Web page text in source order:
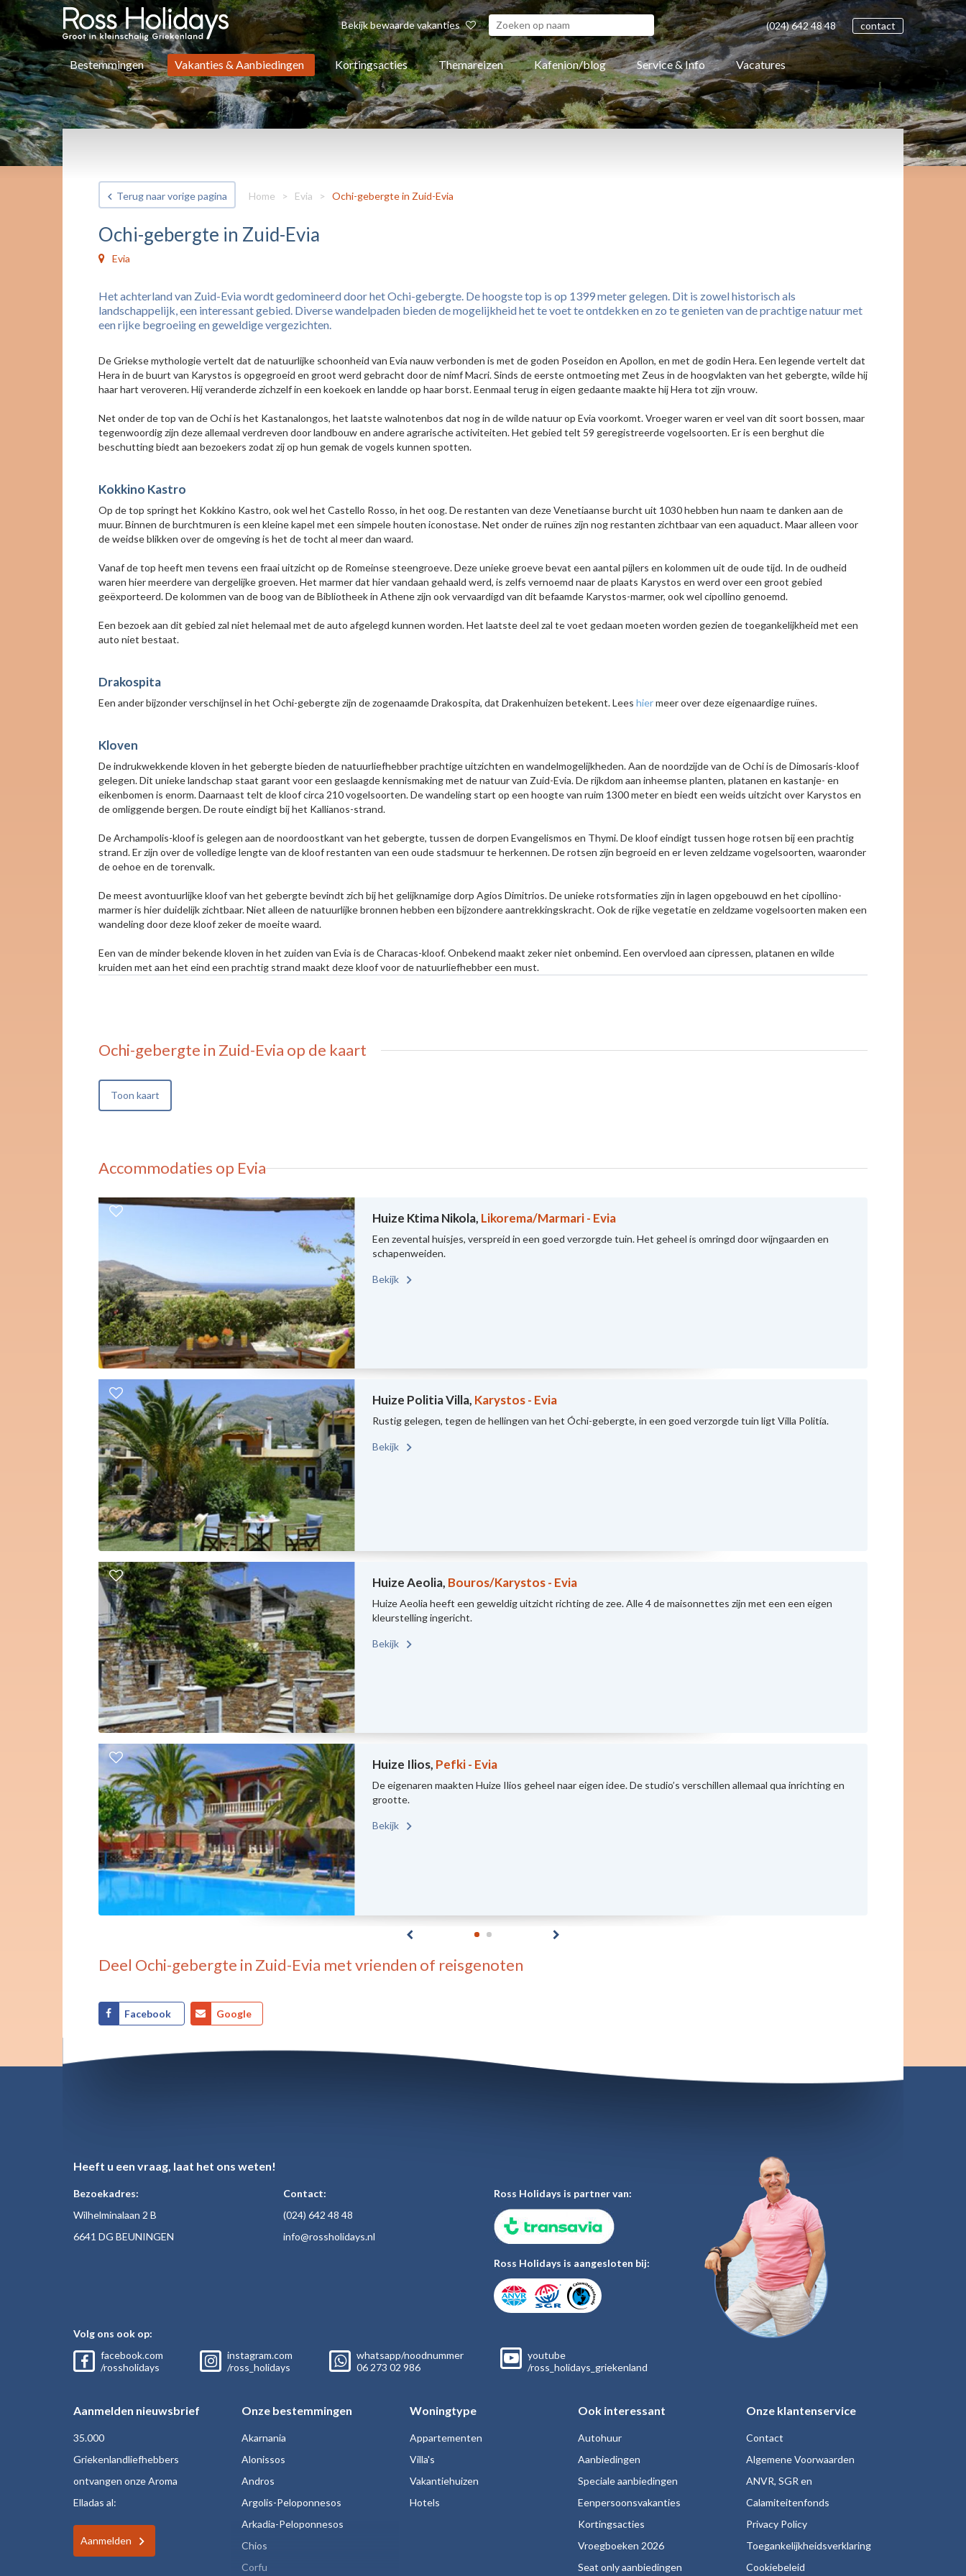
Bekijk bewaarde vakanties (024)642 4848 contact
Bestemmingen Vakanties & Aanbiedingen Kortingsacties Themareizen Kafenion/blog Service & Info Vacatures
Terug naar vorige pagina Home > Evia > Ochi-gebergte in Zuid-Evia
Ochi-gebergte in Zuid-Evia
Evia
Het achterland van Zuid-Evia wordt gedomineerd door het Ochi-gebergte. De hoogste top is op 1399 meter gelegen. Dit is zowel historisch als
landschappelijk, een interessant gebied. Diverse wandelpaden bieden de mogelijkheid het te voet te ontdekken en zo te genieten van de prachtige natuur met
een rijke begroeiing en geweldige vergezichten.
De Griekse mythologie vertelt dat de natuurlijke schoonheid van Evia nauw verbonden is met de goden Poseidon en Apollon, en met de godin Hera. Een legende vertelt dat
Hera in de buurt van Karystos is opgegroeid en groot werd gebracht door de nimf Macri. Sinds de eerste ontmoeting met Zeus in de hoogvlakten van het gebergte, wilde hij
haar hart veroveren. Hij veranderde zichzelf in een koekoek en landde op haar borst. Eenmaal terug in eigen gedaante maakte hij Hera tot zijn vrouw.
Net onder de top van de Ochi is het Kastanalongos, het laatste walnotenbos dat nog in de wilde natuur op Evia voorkomt. Vroeger waren er veel van dit soort bossen, maar
tegenwoordig zijn deze allemaal verdreven door landbouw en andere agrarische activiteiten. Het gebied telt 59 geregistreerde vogelsoorten. Er is een berghut die
beschutting biedt aan bezoekers zodat zij op hun gemak de vogels kunnen spotten.
Kokkino Kastro
Op de top springt het Kokkino Kastro, ook wel het Castello Rosso, in het oog. De restanten van deze Venetiaanse burcht uit 1030 hebben hun naam te danken aan de
muur. Binnen de burchtmuren is een kleine kapel met een simpele houten iconostase. Net onder de ruïnes zijn nog restanten zichtbaar van een aquaduct. Maar alleen voor
de weidse blikken over de omgeving is het de tocht al meer dan waard.
Vanaf de top heeft men tevens een fraai uitzicht op de Romeinse steengroeve. Deze unieke groeve bevat een aantal pijlers en kolommen uit de oude tijd. In de oudheid
waren hier meerdere van dergelijke groeven. Het marmer dat hier vandaan gehaald werd, is zelfs vernoemd naar de plaats Karystos en werd over een groot gebied
geëxporteerd. De kolommen van de boog van de Bibliotheek in Athene zijn ook vervaardigd van dit befaamde Karystos-marmer, ook wel cipollino genoemd.
Een bezoek aan dit gebied zal niet helemaal met de auto afgelegd kunnen worden. Het laatste deel zal te voet gedaan moeten worden gezien de toegankelijkheid met een
auto niet bestaat.
Drakospita
Een ander bijzonder verschijnsel in het Ochi-gebergte zijn de zogenaamde Drakospita, dat Drakenhuizen betekent. Lees hiermeer over deze eigenaardige ruïnes.
Kloven
De indrukwekkende kloven in het gebergte bieden de natuurliefhebber prachtige uitzichten en wandelmogelijkheden. Aan de noordzijde van de Ochi is de Dimosaris-kloof
gelegen. Dit unieke landschap staat garant voor een geslaagde kennismaking met de natuur van Zuid-Evia. De rijkdom aan inheemse planten, platanen en kastanje- en
eikenbomen is enorm. Daarnaast telt de kloof circa 210 vogelsoorten. De wandeling start op een hoogte van ruim 1300 meter en biedt een weids uitzicht over Karystos en
de omliggende bergen. De route eindigt bij het Kallianos-strand.
De Archampolis-kloof is gelegen aan de noordoostkant van het gebergte, tussen de dorpen Evangelismos en Thymi. De kloof eindigt tussen hoge rotsen bij een prachtig
strand. Er zijn over de volledige lengte van de kloof restanten van een oude stadsmuur te herkennen. De rotsen zijn begroeid en er leven zeldzame vogelsoorten, waaronder
de oehoe en de torenvalk.
De meest avontuurlijke kloof van het gebergte bevindt zich bij het gelijknamige dorp Agios Dimitrios. De unieke rotsformaties zijn in lagen opgebouwd en het cipollino-
marmer is hier duidelijk zichtbaar. Niet alleen de natuurlijke bronnen hebben een bijzondere aantrekkingskracht. Ook de rijke vegetatie en zeldzame vogelsoorten maken een
wandeling door deze kloof zeker de moeite waard.
Een van de minder bekende kloven in het zuiden van Evia is de Characas-kloof. Onbekend maakt zeker niet onbemind. Een overvloed aan cipressen, platanen en wilde
kruiden met aan het eind een prachtig strand maakt deze kloof voor de natuurliefhebber een must.
Ochi-gebergte in Zuid-Evia op de kaart
Toon kaart
Accommodaties op Evia
Huize Ktima Nikola, Likorema/Marmari - Evia
Een zevental huisjes, verspreid in een goed verzorgde tuin. Het geheel is omringd door wijngaarden en
schapenweiden.
Bekijk
Huize Politia Villa, Karystos - Evia
Rustig gelegen, tegen de hellingen van het Óchi-gebergte, in een goed verzorgde tuin ligt Villa Politía.
Bekijk
Huize Aeolia, Bouros/Karystos - Evia
Huize Aeolia heeft een geweldig uitzicht richting de zee. Alle 4 de maisonnettes zijn met een een eigen
kleurstelling ingericht.
Bekijk
Huize Ilios, Pefki - Evia
De eigenaren maakten Huize Ilios geheel naar eigen idee. De studio’s verschillen allemaal qua inrichting en
grootte.
Bekijk
Deel Ochi-gebergte in Zuid-Evia met vrienden of reisgenoten
Facebook Google
Heeft u een vraag, laat het ons weten!
Bezoekadres:
Wilhelminalaan 2 B
6641 DG BEUNINGEN
Contact:
(024) 642 48 48
info@rossholidays.nl
Ross Holidays is partner van:
Ross Holidays is aangesloten bij:
Volg ons ook op:
facebook.com
/rossholidays
instagram.com
/ross_holidays
whatsapp/noodnummer
06 273 02 986
youtube
/ross_holidays_griekenland
Aanmelden nieuwsbrief
35.000
Griekenlandliefhebbers
ontvangen onze Aroma
Elladas al:
Aanmelden
Onze bestemmingen
Akarnania
Alonissos
Andros
Argolis-Peloponnesos
Arkadia-Peloponnesos
Chios
Corfu
Woningtype
Appartementen
Villa's
Vakantiehuizen
Hotels
Ook interessant
Autohuur
Aanbiedingen
Speciale aanbiedingen
Eenpersoonsvakanties
Kortingsacties
Vroegboeken 2026
Seat only aanbiedingen
Onze klantenservice
Contact
Algemene Voorwaarden
ANVR, SGR en
Calamiteitenfonds
Privacy Policy
Toegankelijkheidsverklaring
Cookiebeleid